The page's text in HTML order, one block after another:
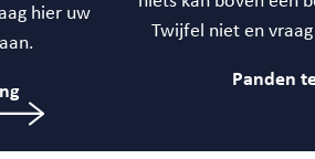
hier uw
Twijfel niet en
Panden